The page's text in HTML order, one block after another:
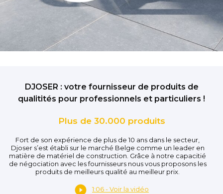
DJOSER : votre fournisseur de produits de
qualitités pour professionnels et particuliers !
Plus de 30.000 produits
Fort de son expérience de plus de 10 ans dans le secteur,
Djoser s’est établi sur le marché Belge comme un leader en
matière de matériel de construction. Grâce à notre capacitié
de négociation avec les fournisseurs nous vous proposons les
produits de meilleurs qualité au meilleur prix.
1:06 - Voir la vidéo